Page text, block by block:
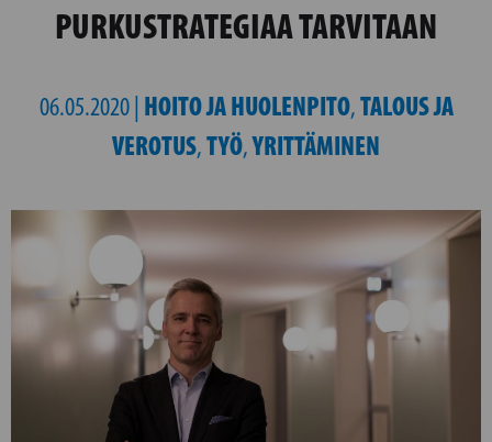
PURKUSTRATEGIAA TARVITAAN
06.05.2020 | HOITO JA HUOLENPITO,TALOUS JA
VEROTUS,TYÖ,YRITTÄMINEN